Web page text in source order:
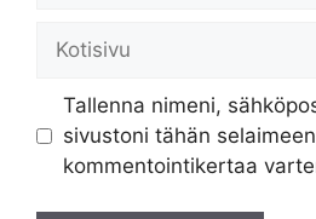
Tallenna nimeni,
sivustoni tähän
kommentointikertaa